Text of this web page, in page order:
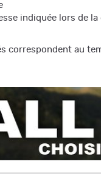
indiquée lors de
correspondent au